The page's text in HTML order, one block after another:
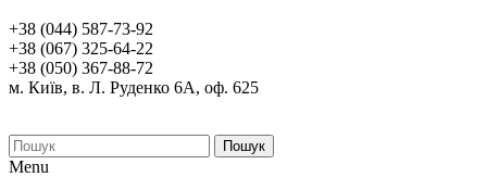
+38 (044) 587-73-92
+38 (067) 325-64-22
+38 (050) 367-88-72
м. Київ, в. Л. Руденко 6А, оф. 625
Пошук
Menu